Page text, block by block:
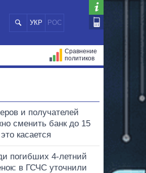
УКР РОС
Сравнение
политиков
и получателей
сменить банк до 15
касается
погибших 4-летний
в ГСЧС уточнили